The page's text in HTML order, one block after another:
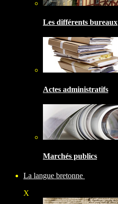
Les différents bureaux
Actes administratifs
Marchés publics
La langue bretonne
X